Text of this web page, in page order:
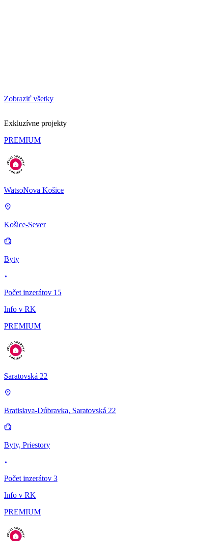
Zobraziť všetky
Exkluzívne projekty
PREMIUM
WatsoNova Košice
Košice-Sever
Byty
Počet inzerátov 15
Info v RK
PREMIUM
Saratovská 22
Bratislava-Dúbravka, Saratovská 22
Byty, Priestory
Počet inzerátov 3
Info v RK
PREMIUM